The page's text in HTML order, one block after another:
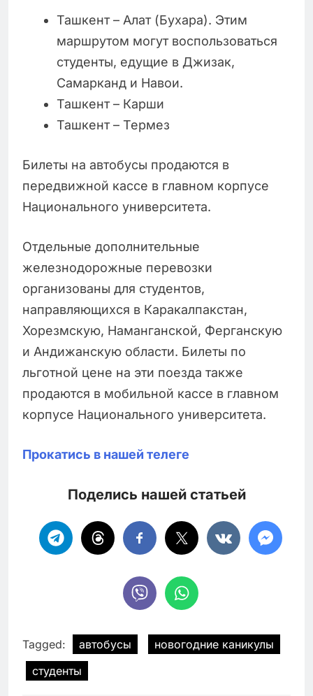
Ташкент – Алат (Бухара). Этим
маршрутом могут воспользоваться
студенты, едущие в Джизак,
Самарканд и Навои.
Ташкент – Карши
Ташкент – Термез
Билеты на автобусы продаются в
передвижной кассе в главном корпусе
Национального университета.
Отдельные дополнительные
железнодорожные перевозки
организованы для студентов,
направляющихся в Каракалпакстан,
Хорезмскую, Наманганской, Ферганскую
и Андижанскую области. Билеты по
льготной цене на эти поезда также
продаются в мобильной кассе в главном
корпусе Национального университета.
Прокатись в нашей телеге
Поделись нашей статьей
Tagged: автобусы
новогодние каникулы
студенты